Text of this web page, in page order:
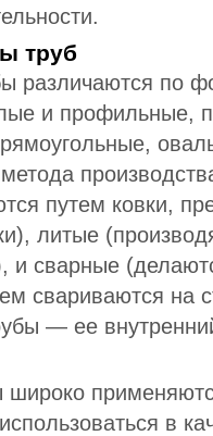
труб
различаются по
и профильные,
путем ковки,
литые
сварные
свариваются на
— ее
в